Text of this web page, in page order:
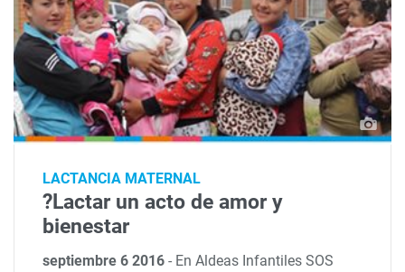
LACTANCIA MATERNAL
?Lactar un acto de amor y
bienestar
septiembre 6 2016- En Aldeas Infantiles SOS